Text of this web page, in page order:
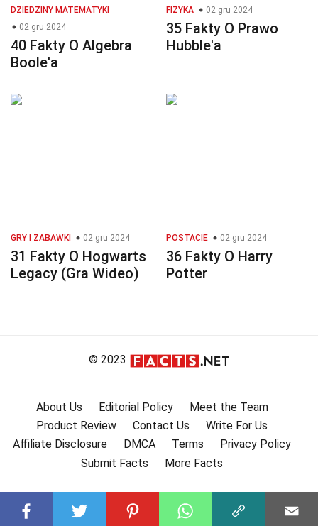
DZIEDZINY MATEMATYKI
02 gru 2024
40 Fakty O Algebra
Boole'a
FIZYKA 02 gru 2024
35 Fakty O Prawo
Hubble'a
GRY I ZABAWKI 02 gru 2024
31 Fakty O Hogwarts
Legacy (Gra Wideo)
POSTACIE 02 gru 2024
36 Fakty O Harry
Potter
© 2023
About Us Editorial Policy
Meet the Team
Product Review
Contact Us
Write For Us
Affiliate Disclosure
DMCA Terms
Privacy Policy
Submit Facts
More Facts
Subscribe to our channel